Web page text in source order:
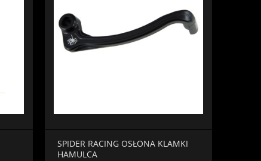
SPIDER RACING OSŁONA KLAMKI
HAMULCA